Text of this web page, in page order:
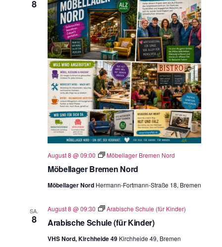
8
Möbellager Bremen Nord
August 8 @ 09:00 Möbellager Bremen Nord
Möbellager Nord Hermann-Fortmann-Straße 18, Bremen
SA.
8 Arabische Schule (für Kinder)
August 8 @ 09:30 Arabische Schule (für Kinder)
VHS Nord, Kirchheide 49 Kirchheide 49, Bremen